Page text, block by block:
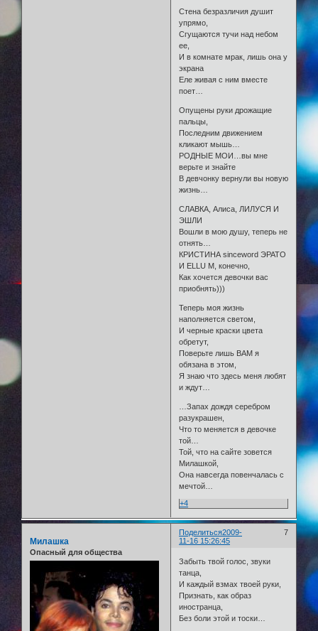
Стена безразличия душит
упрямо,
Сгущаются тучи над небом
ее,
И в комнате мрак, лишь она у
экрана
Еле живая с ним вместе
поет…
Опущены руки дрожащие
пальцы,
Последним движением
кликают мышь…
РОДНЫЕ МОИ…вы мне
верьте и знайте
В девчонку вернули вы новую
жизнь…
СЛАВКА, Алиса, ЛИЛУСЯ И
ЭШЛИ
Вошли в мою душу, теперь не
отнять…
КРИСТИНА sinceword ЭРАТО
И ELLU М, конечно,
Как хочется девочки вас
приобнять)))
Теперь моя жизнь
наполняется светом,
И черные краски цвета
обретут,
Поверьте лишь ВАМ я
обязана в этом,
Я знаю что здесь меня любят
и ждут…
…Запах дождя серебром
разукрашен,
Что то меняется в девочке
той…
Той, что на сайте зовется
Милашкой,
Она навсегда повенчалась с
мечтой…
+4
Поделиться 7
2009-
11-16 15:26:45
Милашка
Опасный для общества
Забыть твой голос, звуки
танца,
И каждый взмах твоей руки,
Признать, как образ
иностранца,
Без боли этой и тоски…